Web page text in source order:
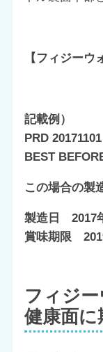
【フィジーウ
記載例）
PRD 20171101
BEST
この場合の製
製造日 2017
賞味期限
フィジー
健康面に